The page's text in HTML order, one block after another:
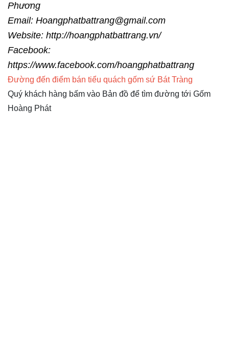
Phương
Email: Hoangphatbattrang@gmail.com
Website: http://hoangphatbattrang.vn/
Facebook:
https://www.facebook.com/hoangphatbattrang
Đường đến điểm bán tiểu quách gốm sứ Bát Tràng
Quý khách hàng bấm vào Bản đồ để tìm đường tới Gốm
Hoàng Phát